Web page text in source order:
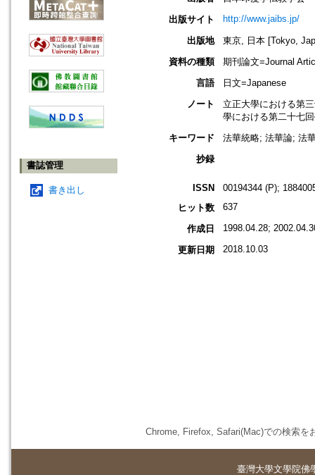
書誌管理
書き出し
出版サイト
http://www.jaibs.jp/
出版地
東京, 日本 [Tokyo,
資料の種類
期刊論文=Journal
言語
日文=Japanese
ノート
立正大學における第
學における第二十七
キーワード
法華統略; 法華論; 法
抄録
ISSN
00194344 (P);
ヒット数
637
作成日 1998.04.28;
更新日期 2018.10.03
Chrome, Firefox, Safari(Mac)での検索を
臺灣大學文學院佛